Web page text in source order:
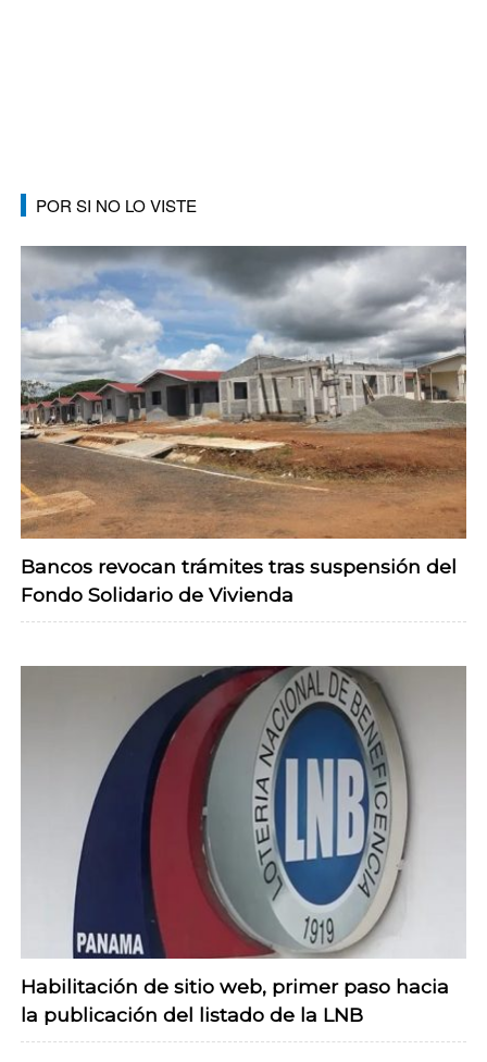
POR SI NO LO VISTE
Bancos revocan trámites tras suspensión del
Fondo Solidario de Vivienda
Habilitación de sitio web, primer paso hacia
la publicación del listado de la LNB